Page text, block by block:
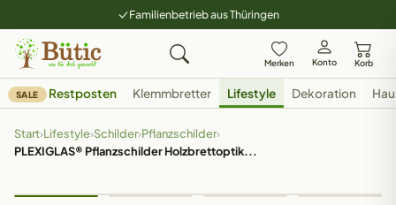
Familienbetrieb aus Thüringen
Merken Konto Korb
SALE Restposten Klemmbretter Lifestyle Dekoration
Start›Lifestyle›Schilder›Pflanzschilder›
PLEXIGLAS® Pflanzschilder Holzbrettoptik...